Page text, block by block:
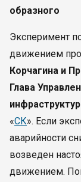
образного
Эксперимент
движением
Корчагина и
Глава
«СК». Если
аварийности
возведен
движением.